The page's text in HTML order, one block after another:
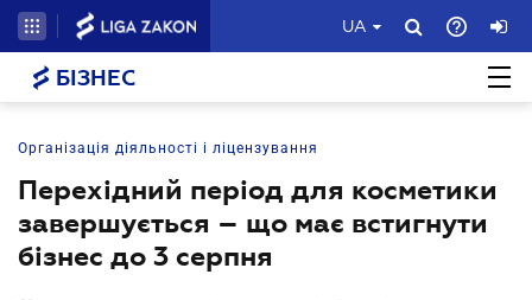
UA
БІЗНЕС
Організація діяльності і ліцензування
Перехідний період для косметики
завершується – що має встигнути
бізнес до 3 серпня